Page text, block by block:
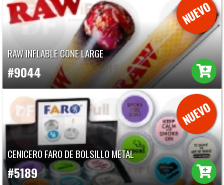
RAW INFLABLE CONE LARGE
#9044
CENICERO FARO DE BOLSILLO METAL
#5189